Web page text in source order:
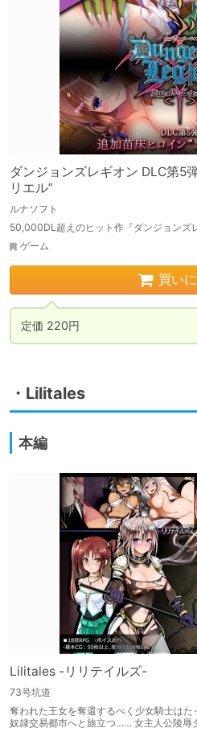
ダンジョンズレギオン DLC第5
リエル”
ルナソフト
50,000DL超えのヒット作『ダンジョンズ
ゲーム
買い
定価 220円
・Lilitales
本編
Lilitales -リリテイルズ-
73号坑道
奪われた王女を奪還するべく少女騎士は
奴隷交易都市へと旅立つ…… 女主人公陵辱